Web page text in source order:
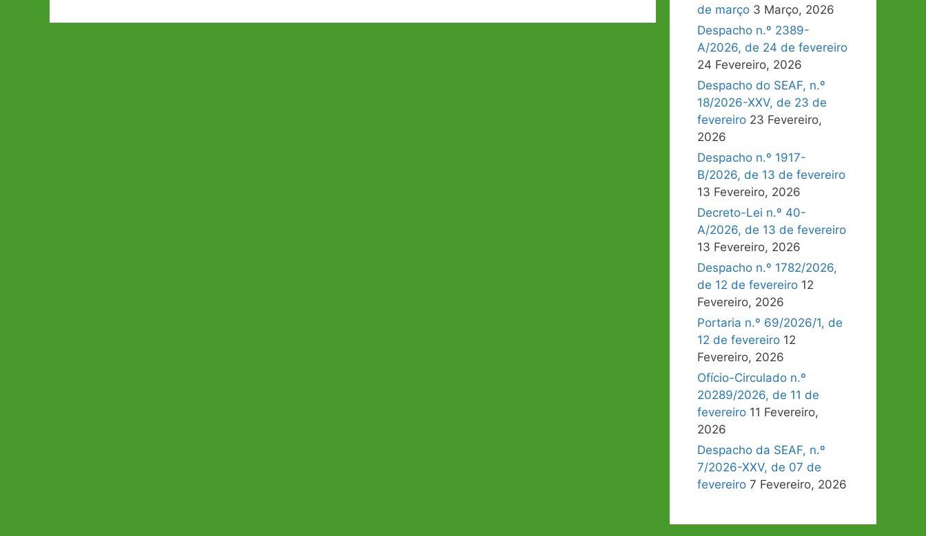
de março 3 Março, 2026
Despacho n.º 2389-
A/2026, de 24 de fevereiro
24 Fevereiro, 2026
Despacho do SEAF, n.º
18/2026-XXV, de 23 de
fevereiro 23 Fevereiro,
2026
Despacho n.º 1917-
B/2026, de 13 de fevereiro
13 Fevereiro, 2026
Decreto-Lei n.º 40-
A/2026, de 13 de fevereiro
13 Fevereiro, 2026
Despacho n.º 1782/2026,
de 12 de fevereiro 12
Fevereiro, 2026
Portaria n.º 69/2026/1, de
12 de fevereiro 12
Fevereiro, 2026
Ofício-Circulado n.º
20289/2026, de 11 de
fevereiro 11 Fevereiro,
2026
Despacho da SEAF, n.º
7/2026-XXV, de 07 de
fevereiro 7 Fevereiro, 2026